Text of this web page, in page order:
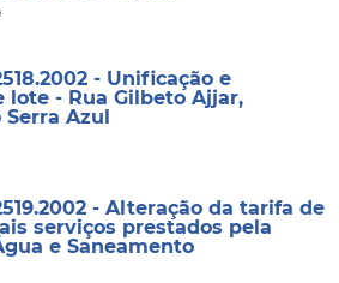
- Unificação e
lote - Rua Gilbeto Ajjar,
Azul
- Alteração da tarifa de
serviços prestados pela
e Saneamento